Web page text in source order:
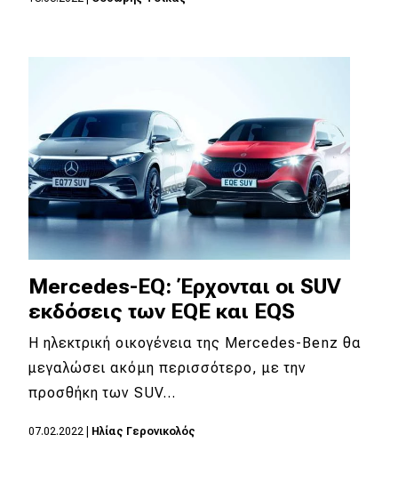
eDRIVE
DRIVE USED
Mercedes-EQ: Έρχονται οι SUV
εκδόσεις των EQE και EQS
Η ηλεκτρική οικογένεια της Mercedes-Benz θα
μεγαλώσει ακόμη περισσότερο, με την
προσθήκη των SUV…
07.02.2022 Ηλίας Γερονικολός